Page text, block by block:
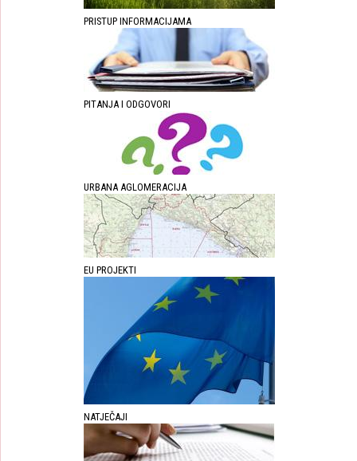
PRISTUP INFORMACIJAMA
PITANJA I ODGOVORI
URBANA AGLOMERACIJA
EU PROJEKTI
NATJEČAJI